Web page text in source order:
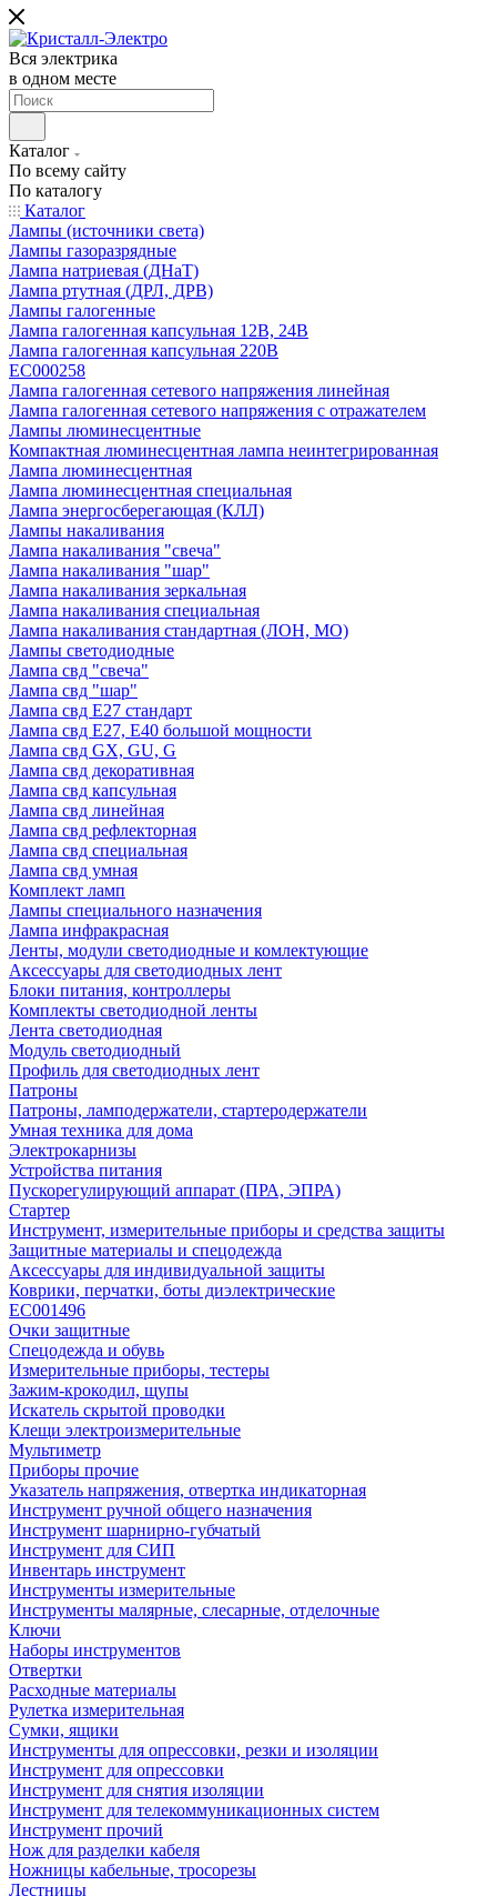
Вся электрика
в одном месте
Каталог
По всему сайту
По каталогу
Каталог
Лампы (источники света)
Лампы газоразрядные
Лампа натриевая (ДНаТ)
Лампа ртутная (ДРЛ, ДРВ)
Лампы галогенные
Лампа галогенная капсульная 12В, 24В
Лампа галогенная капсульная 220В
EC000258
Лампа галогенная сетевого напряжения линейная
Лампа галогенная сетевого напряжения с отражателем
Лампы люминесцентные
Компактная люминесцентная лампа неинтегрированная
Лампа люминесцентная
Лампа люминесцентная специальная
Лампа энергосберегающая (КЛЛ)
Лампы накаливания
Лампа накаливания "свеча"
Лампа накаливания "шар"
Лампа накаливания зеркальная
Лампа накаливания специальная
Лампа накаливания стандартная (ЛОН, МО)
Лампы светодиодные
Лампа свд "свеча"
Лампа свд "шар"
Лампа свд E27 стандарт
Лампа свд E27, Е40 большой мощности
Лампа свд GX, GU, G
Лампа свд декоративная
Лампа свд капсульная
Лампа свд линейная
Лампа свд рефлекторная
Лампа свд специальная
Лампа свд умная
Комплект ламп
Лампы специального назначения
Лампа инфракрасная
Ленты, модули светодиодные и комлектующие
Аксессуары для светодиодных лент
Блоки питания, контроллеры
Комплекты светодиодной ленты
Лента светодиодная
Модуль светодиодный
Профиль для светодиодных лент
Патроны
Патроны, ламподержатели, стартеродержатели
Умная техника для дома
Электрокарнизы
Устройства питания
Пускорегулирующий аппарат (ПРА, ЭПРА)
Стартер
Инструмент, измерительные приборы и средства защиты
Защитные материалы и спецодежда
Аксессуары для индивидуальной защиты
Коврики, перчатки, боты диэлектрические
EC001496
Очки защитные
Спецодежда и обувь
Измерительные приборы, тестеры
Зажим-крокодил, щупы
Искатель скрытой проводки
Клещи электроизмерительные
Мультиметр
Приборы прочие
Указатель напряжения, отвертка индикаторная
Инструмент ручной общего назначения
Инструмент шарнирно-губчатый
Инструмент для СИП
Инвентарь инструмент
Инструменты измерительные
Инструменты малярные, слесарные, отделочные
Ключи
Наборы инструментов
Отвертки
Расходные материалы
Рулетка измерительная
Сумки, ящики
Инструменты для опрессовки, резки и изоляции
Инструмент для опрессовки
Инструмент для снятия изоляции
Инструмент для телекоммуникационных систем
Инструмент прочий
Нож для разделки кабеля
Ножницы кабельные, тросорезы
Лестницы